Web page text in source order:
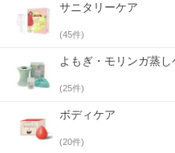
サニタリーケア
(45件)
よもぎ・モリンガ蒸し
(25件)
ボディケア
(20件)